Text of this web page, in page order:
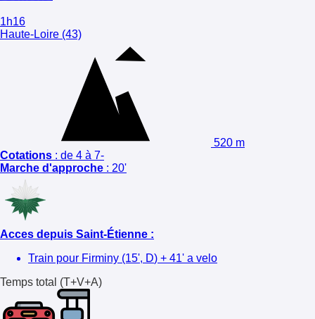
1h16
Haute-Loire (43)
520 m
Cotations : de 4 à 7-
Marche d'approche : 20'
Acces depuis Saint-Étienne :
Train pour Firminy (15', D) + 41' a velo
Temps total (T+V+A)